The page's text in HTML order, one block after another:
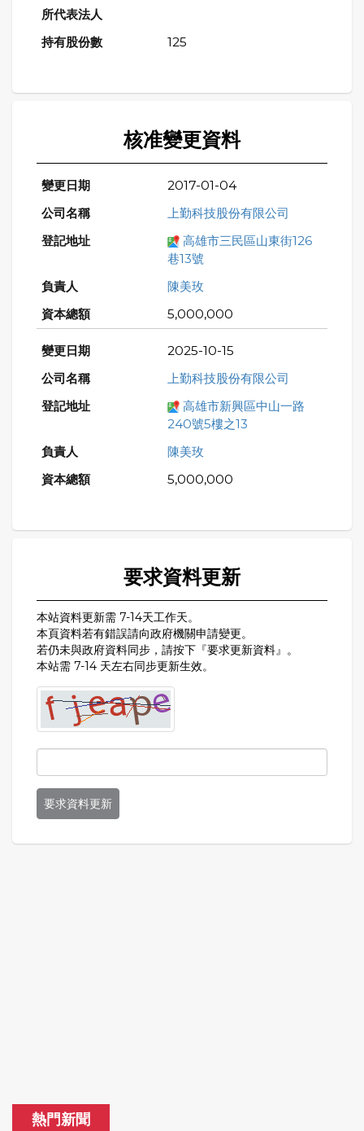
125
核准變更資料
2017-01-04
上勤科技股份有限公司
高雄市三民區山東街126
巷13號
陳美玫
5,000,000
2025-10-15
上勤科技股份有限公司
高雄市新興區中山一路
240號5樓之13
陳美玫
5,000,000
要求資料更新
本站資料更新需 7-14天工作天。
本頁資料若有錯誤請向政府機關申請變更。
若仍未與政府資料同步，請按下『要求更新資料』。
本站需 7-14 天左右同步更新生效。
要求資料更新
熱門新聞